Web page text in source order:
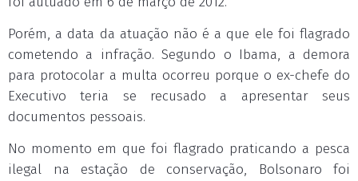
Porém, a data da atuação não é a que ele foi flagrado
cometendo a infração. Segundo o Ibama, a demora
para protocolar a multa ocorreu porque o ex-chefe do
Executivo teria se recusado a apresentar seus
documentos pessoais.
No momento em que foi flagrado praticando a pesca
ilegal na estação de conservação, Bolsonaro foi